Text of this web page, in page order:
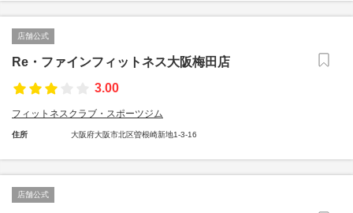
店舗公式
Re・ファインフィットネス大阪梅田店
3.00
フィットネスクラブ・スポーツジム
住所 大阪府大阪市北区曽根崎新地1-3-16
店舗公式